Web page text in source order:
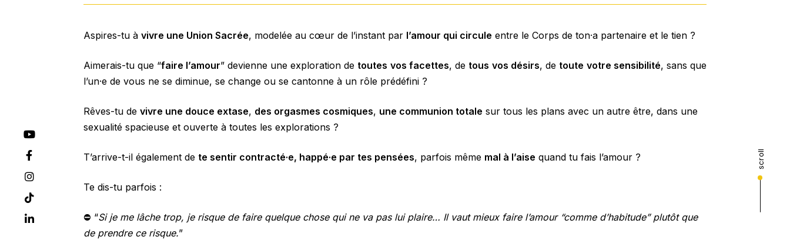
scroll
Aspires-tu à vivre une Union Sacrée, modelée au cœur de l’instant par l’amour qui circule entre le Corps de ton·a partenaire et le tien ?
Aimerais-tu que “faire l’amour” devienne une exploration de toutes vos facettes, de tous vos désirs, de toute votre sensibilité, sans que
l’un·e de vous ne se diminue, se change ou se cantonne à un rôle prédéfini ?
Rêves-tu de vivre une douce extase, des orgasmes cosmiques, une communion totale sur tous les plans avec un autre être, dans une
sexualité spacieuse et ouverte à toutes les explorations ?
T’arrive-t-il également de te sentir contracté·e, happé·e par tes pensées, parfois même mal à l’aise quand tu fais l’amour ?
Te dis-tu parfois :
⛔️ “Si je me lâche trop, je risque de faire quelque chose qui ne va pas lui plaire… Il vaut mieux faire l’amour “comme d’habitude” plutôt que
de prendre ce risque.”